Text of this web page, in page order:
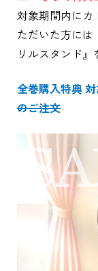
対象期間内にカ
ただいた方には
リルスタンド』
全巻購入特典 対
のご注文